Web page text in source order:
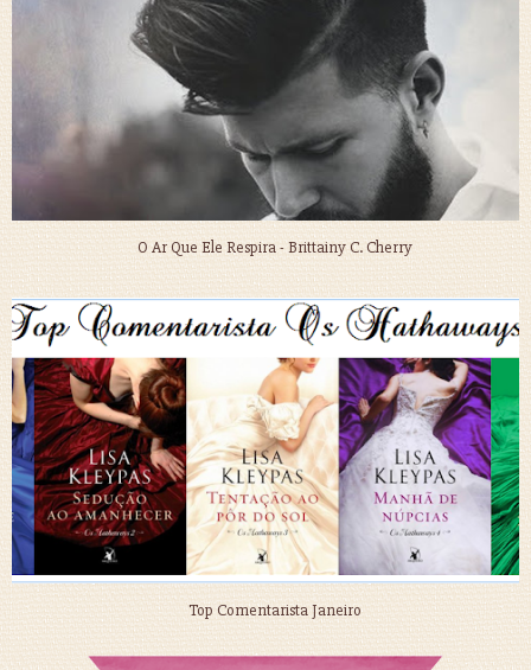
O Ar Que Ele Respira - Brittainy C. Cherry
Top Comentarista Janeiro